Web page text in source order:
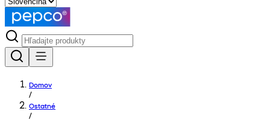
Domov
/
Ostatné
/